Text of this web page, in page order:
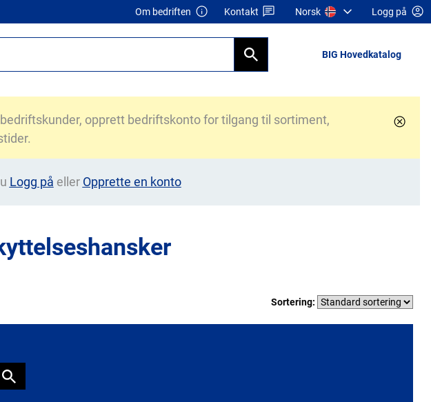
Om bedriften Kontakt Norsk Logg på
BIG Hovedkatalog
opprett bedriftskonto for tilgang til sortiment,
Logg på eller Opprette en konto
Sortering: